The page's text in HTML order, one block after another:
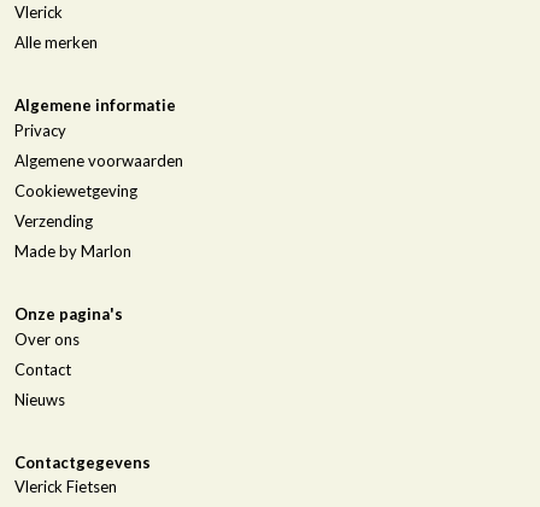
Vlerick
Alle merken
Algemene informatie
Privacy
Algemene voorwaarden
Cookiewetgeving
Verzending
Made by Marlon
Onze pagina's
Over ons
Contact
Nieuws
Contactgegevens
Vlerick Fietsen